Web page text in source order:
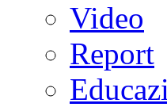
Video
Report